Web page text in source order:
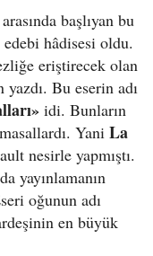
başlıyan bu
edebi hâdisesi oldu.
eriştirecek olan
Bu eserin adı
idi. Bunların
Yani La
nesirle yapmıştı.
yayınlamanın
oğunun adı
en büyük